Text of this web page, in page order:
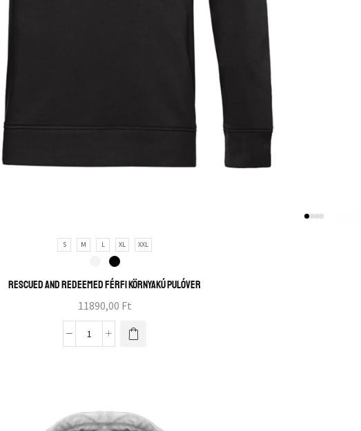
S M L XL XXL
Rescued and redeemed férfi környakú pulóver
11890,00 Ft